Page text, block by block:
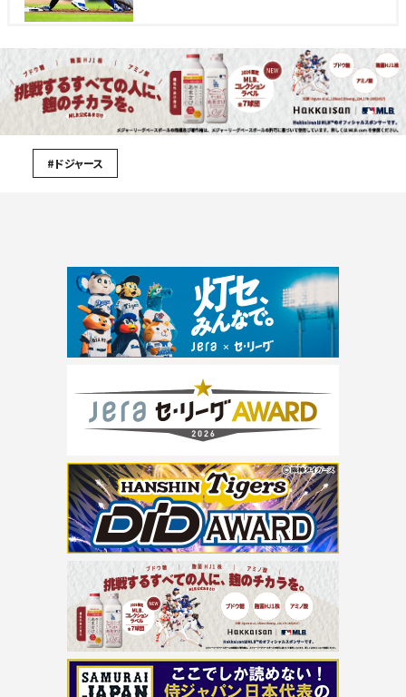
#ドジャース